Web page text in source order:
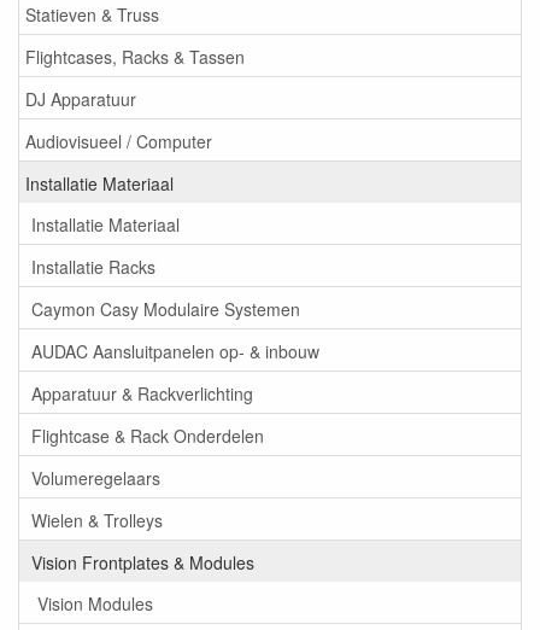
Statieven & Truss
Flightcases, Racks & Tassen
DJ Apparatuur
Audiovisueel / Computer
Installatie Materiaal
Installatie Materiaal
Installatie Racks
Caymon Casy Modulaire Systemen
AUDAC Aansluitpanelen op- & inbouw
Apparatuur & Rackverlichting
Flightcase & Rack Onderdelen
Volumeregelaars
Wielen & Trolleys
Vision Frontplates & Modules
Vision Modules